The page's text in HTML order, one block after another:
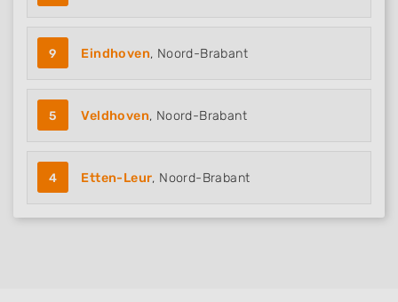
9 Eindhoven, Noord-Brabant
5 Veldhoven, Noord-Brabant
4 Etten-Leur, Noord-Brabant